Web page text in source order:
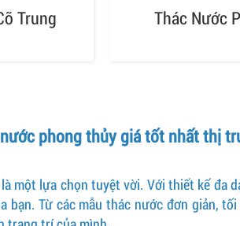
Trung Thác Nước
phong thủy giá tốt nhất thị
một lựa chọn tuyệt vời. Với thiết kế đa
Từ các mẫu thác nước đơn giản,